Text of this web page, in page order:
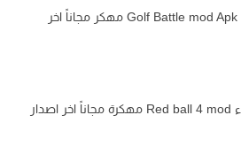
تحميل لعبة غولف باتل Golf Battle mod Apk مهكر مجاناً اخر
تحميل لعبة الكرة الحمراء Red ball 4 mod مهكرة مجاناً اخر اصدار